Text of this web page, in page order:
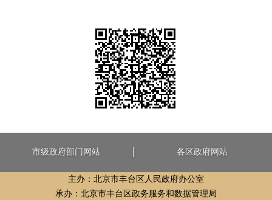
市级政府部门网站 各区政府网站
主办：北京市丰台区人民政府办公室
承办：北京市丰台区政务服务和数据管理局